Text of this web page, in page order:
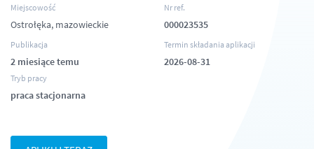
Miejscowość
Ostrołęka, mazowieckie
Nr ref.
000023535
Publikacja
2 miesiące temu
Termin składania aplikacji
2026-08-31
Tryb pracy
praca stacjonarna